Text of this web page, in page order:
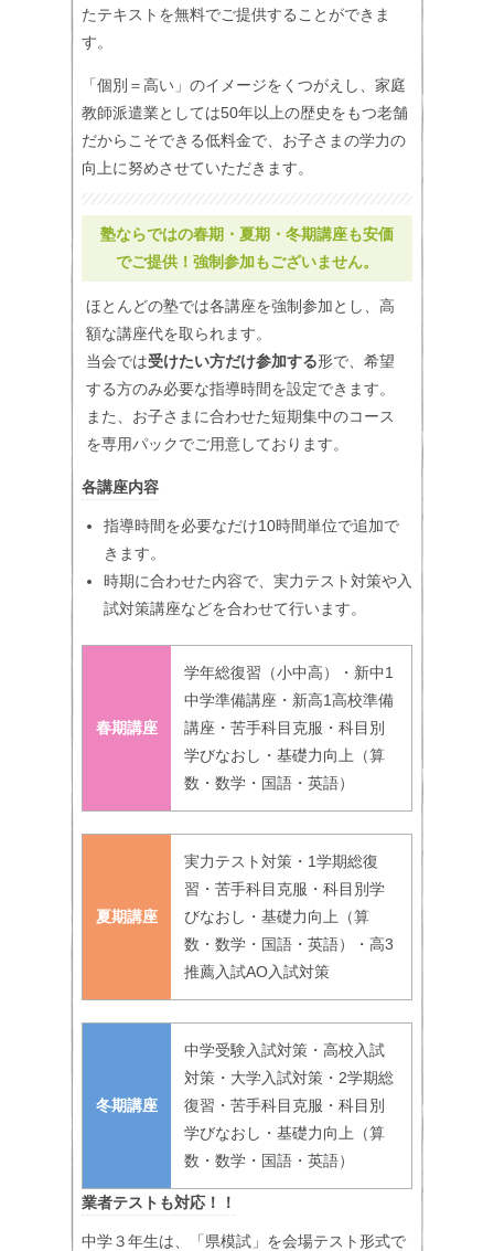
たテキストを無料でご提供することができま
す。
「個別＝高い」のイメージをくつがえし、家庭
教師派遣業としては50年以上の歴史をもつ老舗
だからこそできる低料金で、お子さまの学力の
向上に努めさせていただきます。
塾ならではの春期・夏期・冬期講座も安価
でご提供！強制参加もございません。
ほとんどの塾では各講座を強制参加とし、高
額な講座代を取られます。
当会では受けたい方だけ参加する形で、希望
する方のみ必要な指導時間を設定できます。
また、お子さまに合わせた短期集中のコース
を専用パックでご用意しております。
各講座内容
指導時間を必要なだけ10時間単位で追加で
きます。
時期に合わせた内容で、実力テスト対策や入
試対策講座などを合わせて行います。
春期講座
学年総復習（小中高）・新中1
中学準備講座・新高1高校準備
講座・苦手科目克服・科目別
学びなおし・基礎力向上（算
数・数学・国語・英語）
夏期講座
実力テスト対策・1学期総復
習・苦手科目克服・科目別学
びなおし・基礎力向上（算
数・数学・国語・英語）・高3
推薦入試AO入試対策
冬期講座
中学受験入試対策・高校入試
対策・大学入試対策・2学期総
復習・苦手科目克服・科目別
学びなおし・基礎力向上（算
数・数学・国語・英語）
業者テストも対応！！
中学３年生は、「県模試」を会場テスト形式で